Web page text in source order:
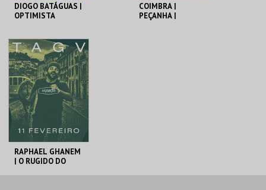
DIOGO BATÁGUAS |
OPTIMISTA
TAGV
MAIS INFO
COMPRAR
COIMBRA |
PEÇANHA |
RAPHAEL GHANEM
| O RUGIDO DO